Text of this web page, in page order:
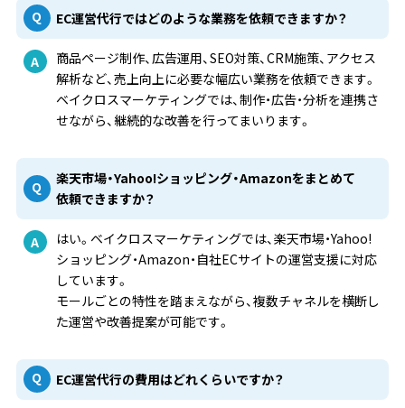
EC運営代行ではどのような業務を依頼できますか？
商品ページ制作、広告運用、SEO対策、CRM施策、アクセス
解析など、売上向上に必要な幅広い業務を依頼できます。
ベイクロスマーケティングでは、制作・広告・分析を連携さ
せながら、継続的な改善を行ってまいります。
楽天市場・Yahoo!ショッピング・Amazonをまとめて
依頼できますか？
はい。ベイクロスマーケティングでは、楽天市場・Yahoo!
ショッピング・Amazon・自社ECサイトの運営支援に対応
しています。
モールごとの特性を踏まえながら、複数チャネルを横断し
た運営や改善提案が可能です。
EC運営代行の費用はどれくらいですか？